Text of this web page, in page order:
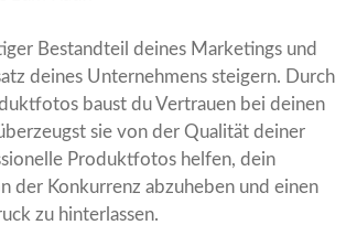
Bestandteil deines Marketings und
deines Unternehmens steigern. Durch
baust du Vertrauen bei deinen
sie von der Qualität deiner
Produktfotos helfen, dein
der Konkurrenz abzuheben und einen
zu hinterlassen.